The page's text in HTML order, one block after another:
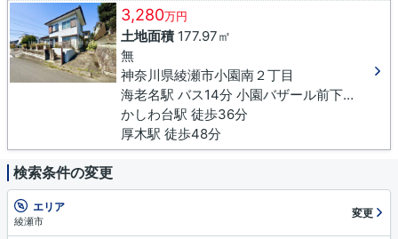
3,280万円
土地面積177.97㎡
無
神奈川県綾瀬市小園南２丁目
海老名駅 バス14分 小園バザール前下車 徒歩2分
かしわ台駅 徒歩36分
厚木駅 徒歩48分
検索条件の変更
エリア
綾瀬市
変更